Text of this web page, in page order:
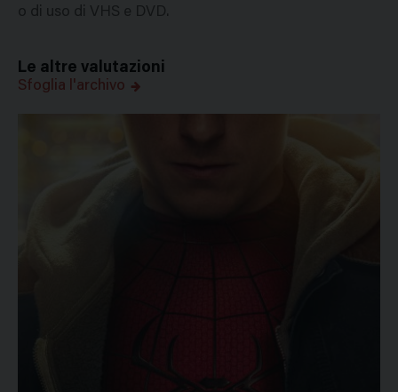
o di uso di VHS e DVD.
Le altre valutazioni
Sfoglia l'archivo